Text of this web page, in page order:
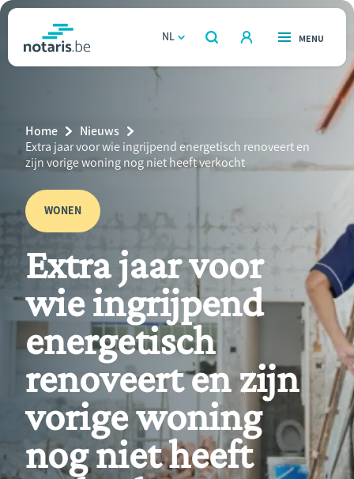
Overslaan
naar
gaan
notaris.behomepage
NL
OPEN
ZOEKEN
OPEN
MENU
Relatie & samenleven
Erven & schenken
Ondernemen
Over de notaris
Rekenmodules
Breadcrumb
Home
Nieuws
Current
Page:
Extra jaar voor wie ingrijpend energetisch renoveert en
zijn vorige woning nog niet heeft verkocht
WONEN
Extra jaar voor
wie ingrijpend
energetisch
renoveert en zijn
vorige woning
nog niet heeft